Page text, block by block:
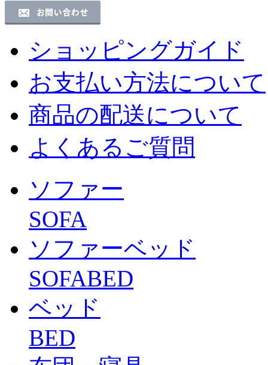
ショッピングガイド
お支払い方法について
商品の配送について
よくあるご質問
ソファー
SOFA
ソファーベッド
SOFABED
ベッド
BED